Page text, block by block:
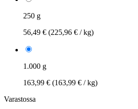
250 g
56,49 € (225,96 € / kg)
1.000 g
163,99 € (163,99 € / kg)
Varastossa